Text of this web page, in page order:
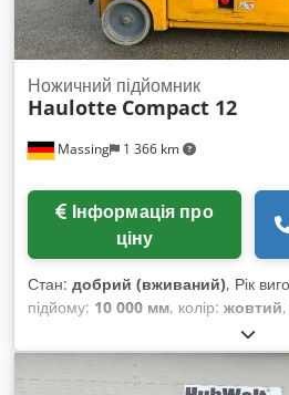
Massing 1 366 km
Ножичний підйомник
Haulotte Compact 12
ціну
Стан: добрий (вживаний), Рік
підйому: 10 000 мм, колір: жовтий
колісний Ваги Власна вага: 2630 кг
характеристики Робоча висота:
відсіку: 245 x 120 x 238 см